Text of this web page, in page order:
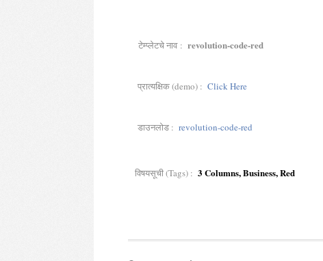
टेम्प्लेटचे नाव : revolution-code-red
प्रात्यक्षिक (demo) : Click Here
डाउनलोड : revolution-code-red
विषयसूची (Tags) : 3 Columns, Business, Red